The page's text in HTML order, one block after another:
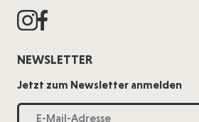
NEWSLETTER
Jetzt zum Newsletter anmelden